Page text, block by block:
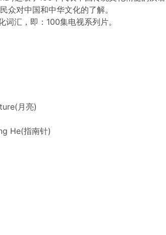
众对中国和中华文化的了解。
汇，即：100集电视系列片。
月亮)
He(指南针)